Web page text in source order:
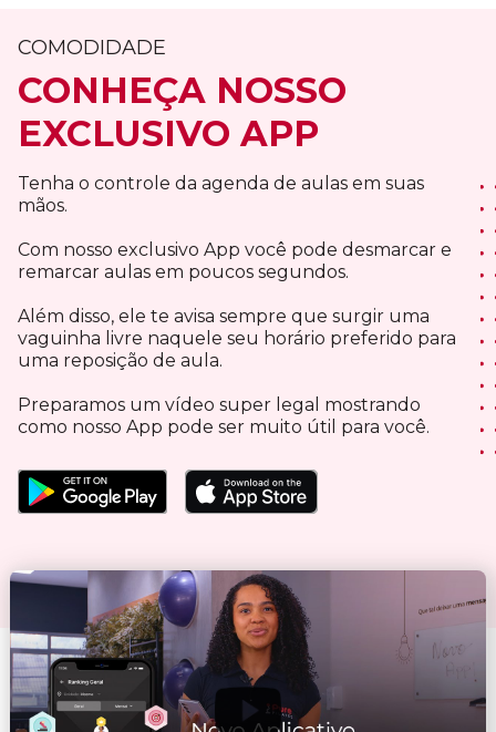
COMODIDADE
CONHEÇA NOSSO
EXCLUSIVO APP
Tenha o controle da agenda de aulas em suas
mãos.
Com nosso exclusivo App você pode desmarcar e
remarcar aulas em poucos segundos.
Além disso, ele te avisa sempre que surgir uma
vaguinha livre naquele seu horário preferido para
uma reposição de aula.
Preparamos um vídeo super legal mostrando
como nosso App pode ser muito útil para você.